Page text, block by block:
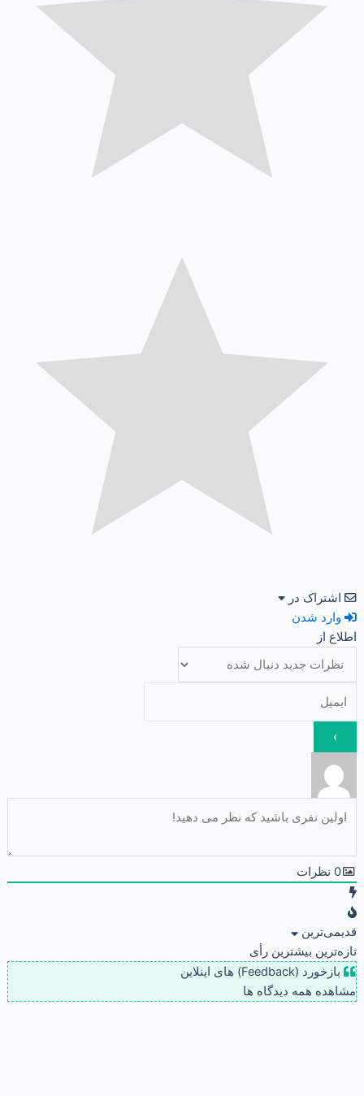
اشتراک در
وارد شدن
اطلاع از
0 نظرات
قدیمی‌ترین
تازه‌ترین بیشترین رأی
بازخورد (Feedback) های اینلاین
مشاهده همه دیدگاه ها